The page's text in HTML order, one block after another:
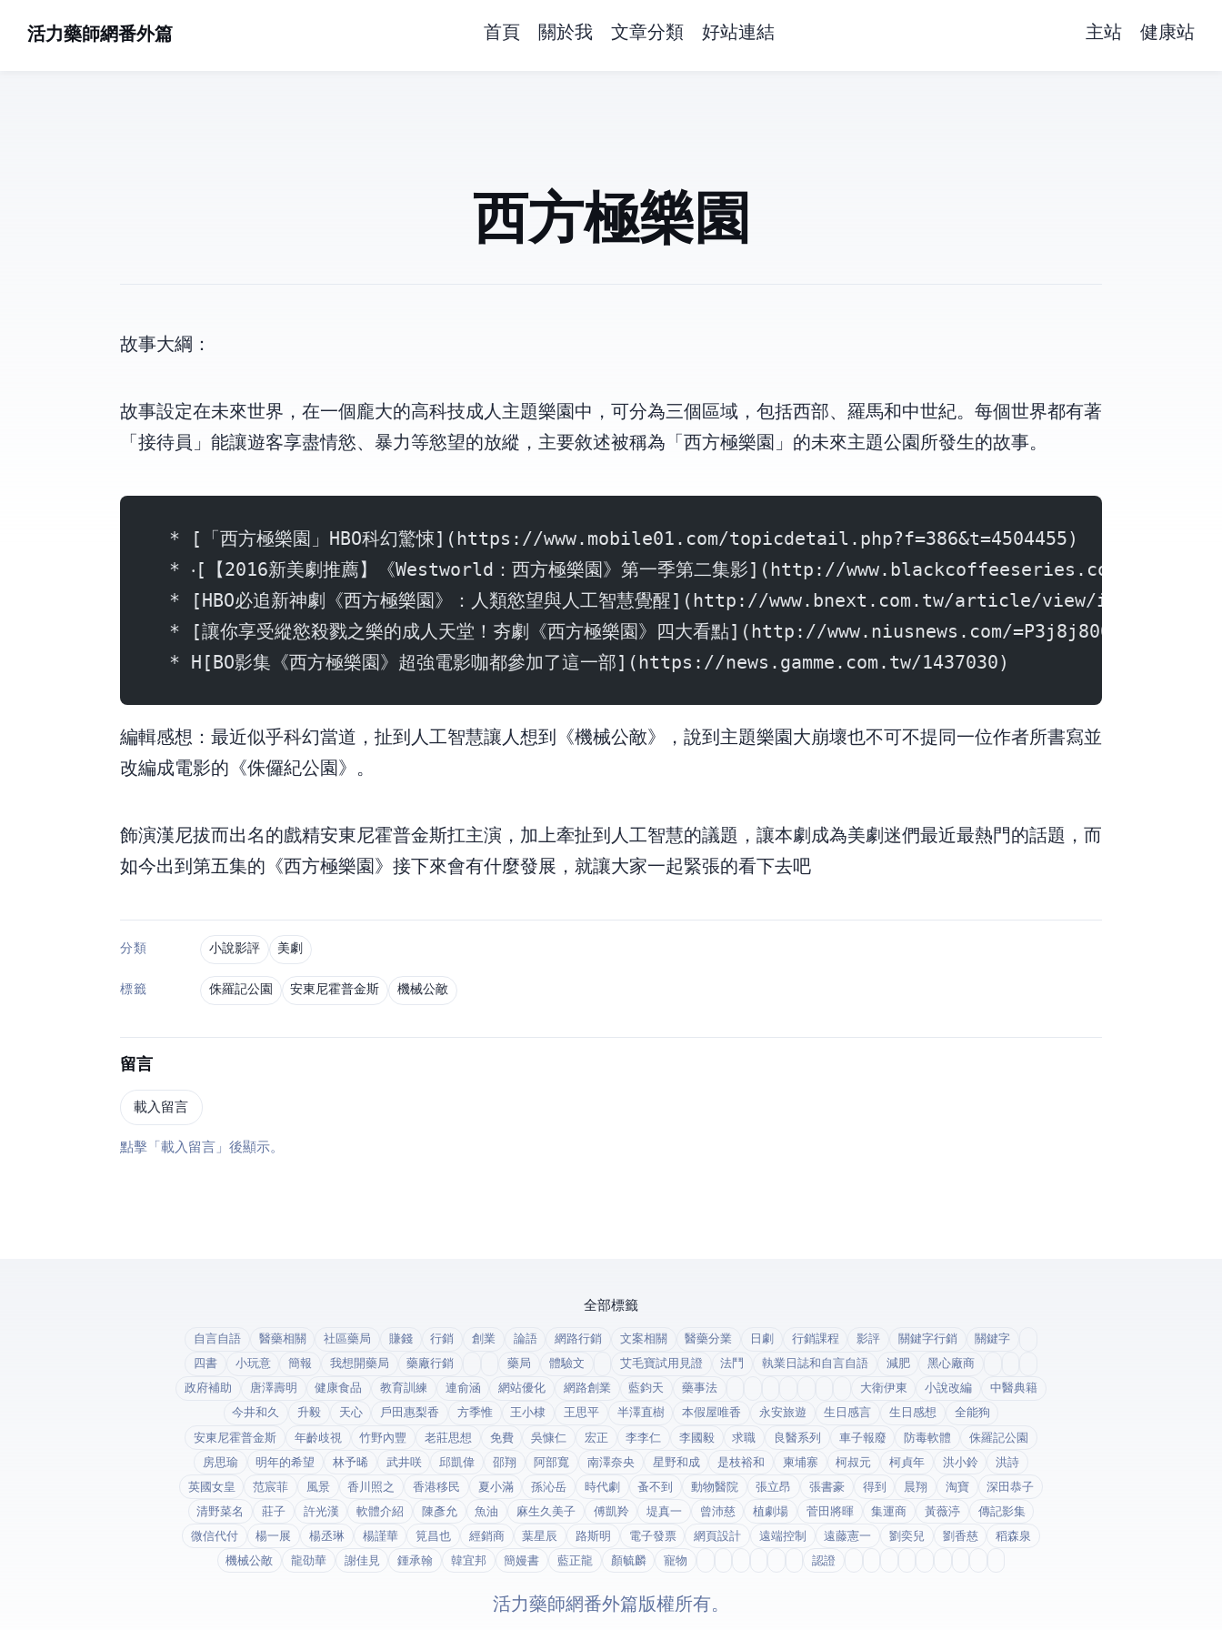
活力藥師網番外篇 首頁 關於我 文章分類 好站連結 主站 健康站
西方極樂園
故事大綱：
故事設定在未來世界，在一個龐大的高科技成人主題樂園中，可分為三個區域，包括西部、羅馬和中世紀。每個世界都有著
「接待員」能讓遊客享盡情慾、暴力等慾望的放縱，主要敘述被稱為「西方極樂園」的未來主題公園所發生的故事。
  * [「西方極樂園」HBO科幻驚悚](https://www.mobile01.com/topicdetail.php?f=386&t=4504455)
* ‧[【2016新美劇推薦】《Westworld：西方極樂園》第一季第二集影](http://www.blackcoffeeseries.com/2016/
  * [HBO必追新神劇《西方極樂園》：人類慾望與人工智慧覺醒](http://www.bnext.com.tw/article/view/id/41308)
  * [讓你享受縱慾殺戮之樂的成人天堂！夯劇《西方極樂園》四大看點](http://www.niusnews.com/=P3j8j800)
  * H[BO影集《西方極樂園》超強電影咖都參加了這一部](https://news.gamme.com.tw/1437030)
編輯感想：最近似乎科幻當道，扯到人工智慧讓人想到《機械公敵》，說到主題樂園大崩壞也不可不提同一位作者所書寫並
改編成電影的《侏儸紀公園》。
飾演漢尼拔而出名的戲精安東尼霍普金斯扛主演，加上牽扯到人工智慧的議題，讓本劇成為美劇迷們最近最熱門的話題，而
如今出到第五集的《西方極樂園》接下來會有什麼發展，就讓大家一起緊張的看下去吧~
分類 小說影評 美劇
標籤 侏羅記公園 安東尼霍普金斯 機械公敵
留言
載入留言
點擊「載入留言」後顯示 Disqus。
全部標籤
自言自語 醫藥相關 社區藥局 賺錢 行銷 創業 論語 網路行銷 文案相關 醫藥分業 日劇 行銷課程 影評 關鍵字行銷
關鍵字
四書
小玩意 簡報 我想開藥局 藥廠行銷 藥局 體驗文 艾毛寶試用見證 法鬥 執業日誌和自言自語 減肥
黑心廠商
政府補助
唐澤壽明 健康食品 教育訓練 連俞涵 網站優化 網路創業 藍鈞天 藥事法 大衛伊東 小說改編
中醫典籍
今井和久
升毅 天心 戶田惠梨香 方季惟 王小棣 王思平 半澤直樹 本假屋唯香 永安旅遊 生日感言 生日感想
全能狗
安東尼霍普金斯
年齡歧視 竹野內豐 老莊思想 免費 吳慷仁 宏正 李李仁 李國毅 求職 良醫系列 車子報廢 防毒軟體
侏羅記公園
房思瑜
明年的希望 林予晞 武井咲 邱凱偉 邵翔 阿部寬 南澤奈央 星野和成 是枝裕和 柬埔寨 柯叔元 柯貞年 洪小鈴
洪詩
英國女皇
范宸菲 風景 香川照之 香港移民 夏小滿 孫沁岳 時代劇 蚤不到 動物醫院 張立昂 張書豪 得到app 晨翔 淘寶
深田恭子
清野菜名
莊子 許光漢 軟體介紹 陳彥允 魚油 麻生久美子 傅凱羚 堤真一 曾沛慈 植劇場 菅田將暉 集運商 黃薇渟
傳記影集
微信代付
楊一展 楊丞琳 楊謹華 筧昌也 經銷商 葉星辰 路斯明 電子發票 網頁設計 遠端控制 遠藤憲一 劉奕兒 劉香慈
稻森泉
機械公敵
龍劭華 謝佳見 鍾承翰 韓宜邦 簡嫚書 藍正龍 顏毓麟 寵物 fda認證
© 2026 活力藥師網番外篇. 版權所有。